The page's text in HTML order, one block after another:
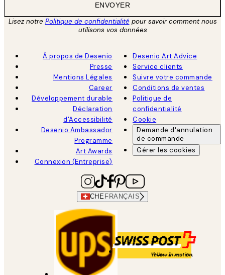
ENVOYER
Lisez notre Politique de confidentialitépour savoir comment nous
utilisons vos données
À propos de Desenio
Presse
Mentions Légales
Career
Développement durable
Déclaration
d'Accessibilité
Desenio Ambassador
Programme
Art Awards
Connexion (Entreprise)
Desenio Art Advice
Service clients
Suivre votre commande
Conditions de ventes
Politique de
confidentialité
Cookie
Demande d'annulation
de commande
Gérer les cookies
CHE FRANÇAIS